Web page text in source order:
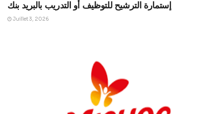
إستمارة الترشيح للتوظيف أو التدريب بالبريد بنك
Juillet 3, 2026